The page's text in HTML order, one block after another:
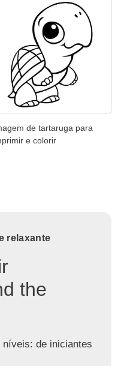
de tartaruga para
e colorir
relaxante
the
níveis: de iniciantes